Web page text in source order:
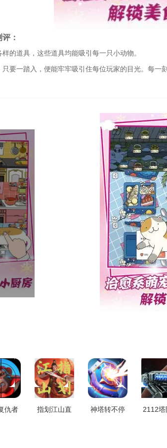
：
的道具，这些道具均能吸引每一只小动物。
要一踏入，便能牢牢吸引住每位玩家的目光。每一
仇者
指划江山直
神塔转不停
2112塔